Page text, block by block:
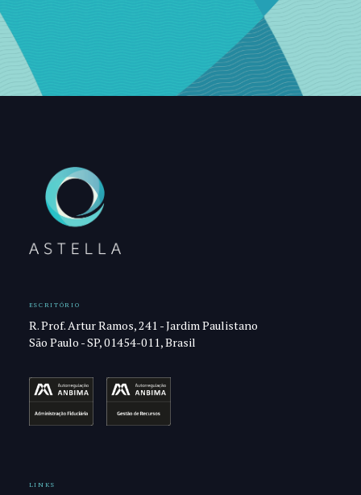
ESCRITÓRIO
R. Prof. Artur Ramos, 241 - Jardim Paulistano
São Paulo - SP, 01454-011, Brasil
LINKS